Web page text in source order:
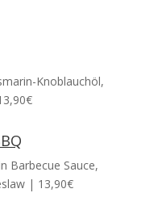
Knoblauchöl,
Barbecue Sauce,
| 13,90€